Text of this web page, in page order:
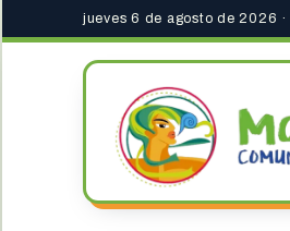
jueves 6 de agosto de 2026